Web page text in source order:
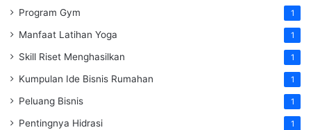
Program Gym 1
Manfaat Latihan Yoga 1
Skill Riset Menghasilkan 1
Kumpulan Ide Bisnis Rumahan 1
Peluang Bisnis 1
Pentingnya Hidrasi 1